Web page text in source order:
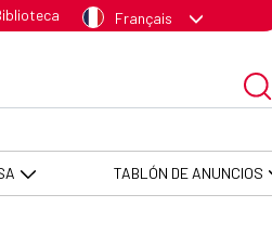
con el apoyo
Français
TABLÓN DE ANUNCIOS